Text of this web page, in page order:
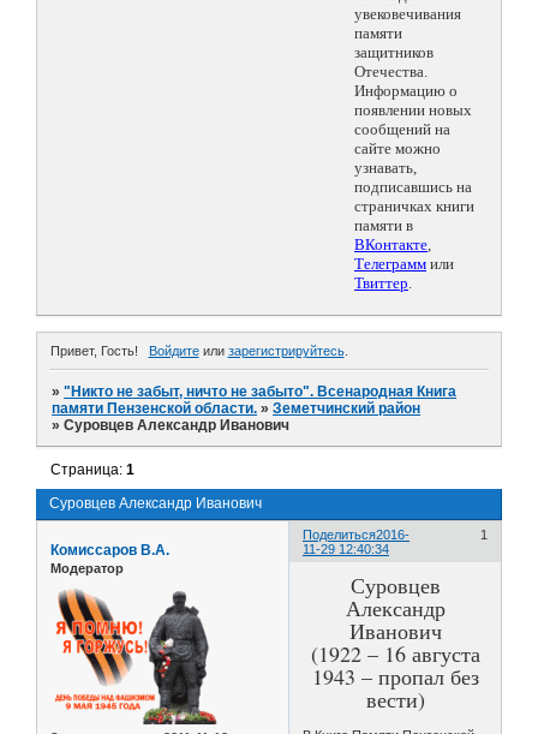
увековечивания
памяти
защитников
Отечества.
Информацию о
появлении новых
сообщений на
сайте можно
узнавать,
подписавшись на
страничках книги
памяти в
ВКонтакте,
Телеграмм или
Твиттер.
Привет, Гость! Войдитеили зарегистрируйтесь.
»"Никто не забыт, ничто не забыто". Всенародная Книга
памяти Пензенской области. »Земетчинский район
»Суровцев Александр Иванович
Суровцев Александр Иванович
Страница:1
Поделиться 1
2016-
11-29 12:40:34
Комиссаров В.А.
Модератор
Суровцев
Александр
Иванович
(1922 – 16 августа
1943 – пропал без
вести)